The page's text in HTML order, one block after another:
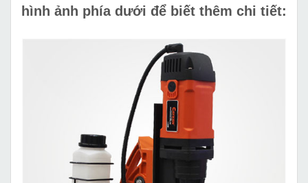
hình ảnh phía dưới để biết thêm chi tiết: